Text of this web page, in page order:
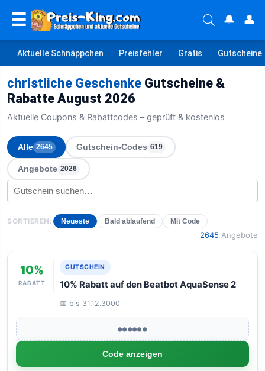
☰ 🔔 👤
Aktuelle Schnäppchen Preisfehler Gratis Gutscheine
christliche Geschenke Gutscheine &
Rabatte August 2026
Aktuelle Coupons & Rabattcodes – geprüft & kostenlos
Alle 2645 Gutschein-Codes 619
Angebote 2026
SORTIEREN: Neueste Bald ablaufend Mit Code
2645 Angebote
10%
RABATT
GUTSCHEIN
10% Rabatt auf den Beatbot AquaSense 2
📅 bis 31.12.3000
●●●●●●
Code anzeigen